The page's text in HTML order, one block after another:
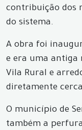
contribuição dos
do sistema.
A obra foi
e era uma antiga
Vila Rural e
diretamente
O município de
também a